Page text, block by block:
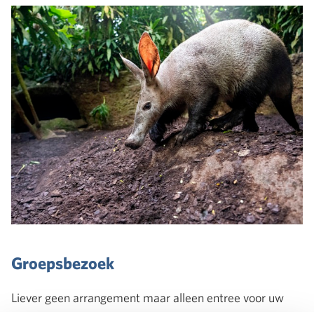
Groepsbezoek
Liever geen arrangement maar alleen entree voor uw